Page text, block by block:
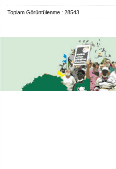
Toplam Görüntülenme : 28543